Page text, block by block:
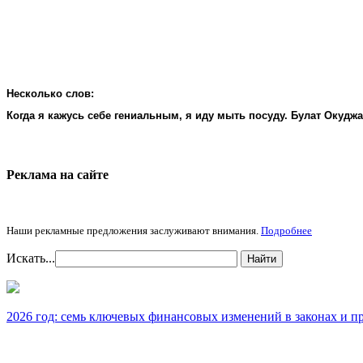
Несколько слов:
Когда я кажусь себе гениальным, я иду мыть посуду. Булат
Реклама на cайте
Наши рекламные предложения заслуживают внимания. Подробнее
Искать... Найти
2026 год: семь ключевых финансовых изменений в законах и